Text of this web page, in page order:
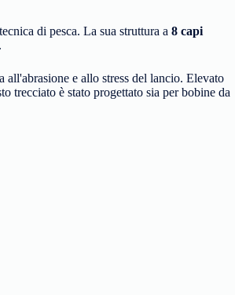
di pesca. La sua struttura a 8 capi
all'abrasione e allo stress del lancio. Elevato
trecciato è stato progettato sia per bobine da